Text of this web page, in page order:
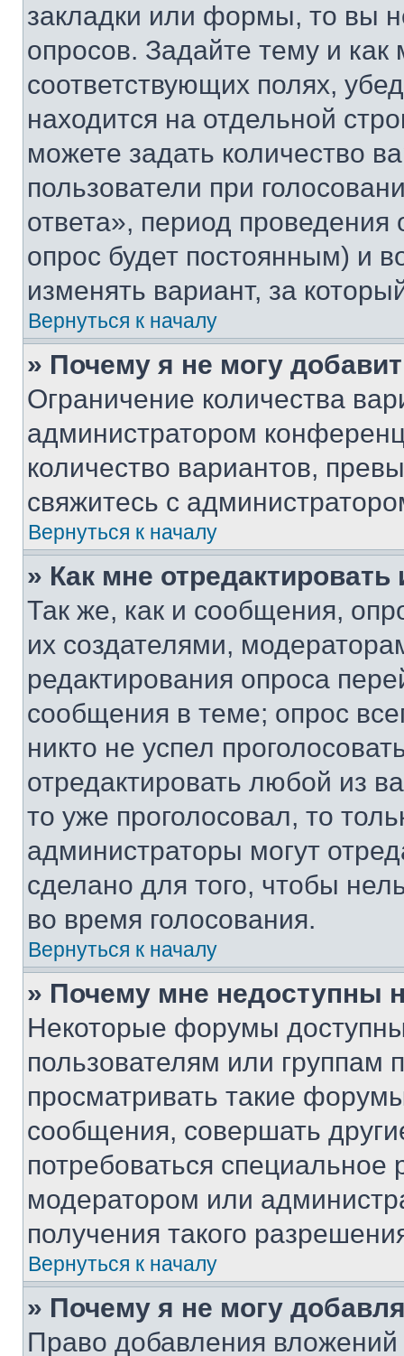
закладки или формы, то вы
опросов. Задайте тему и
соответствующих полях,
находится на отдельной
можете задать количество
пользователи при
ответа», период проведения
опрос будет постоянным) и
изменять вариант, за
Вернуться к началу
» Почему я не могу
Ограничение количества
администратором
количество вариантов,
свяжитесь с
Вернуться к началу
» Как мне
Так же, как и сообщения,
их создателями,
редактирования опроса
сообщения в теме; опрос
никто не успел
отредактировать любой из
то уже проголосовал, то
администраторы могут
сделано для того, чтобы
во время голосования.
Вернуться к началу
» Почему мне недоступны
Некоторые форумы
пользователям или группам
просматривать такие
сообщения, совершать
потребоваться
модератором или
получения такого
Вернуться к началу
» Почему я не могу
Право добавления